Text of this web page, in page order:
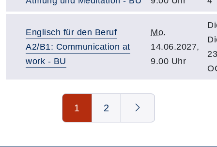
Englisch für den Beruf
A2/B1: Communication at
work - BU
Mo.
14.06.2027,
9.00 Uhr
1 2